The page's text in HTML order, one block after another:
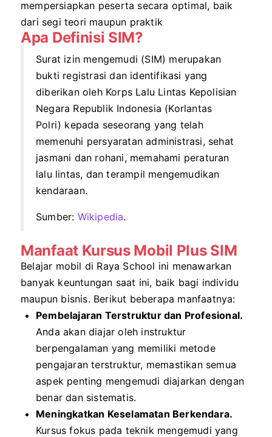
mempersiapkan peserta secara optimal, baik
dari segi teori maupun praktik
Apa Definisi SIM?
Surat izin mengemudi (SIM) merupakan
bukti registrasi dan identifikasi yang
diberikan oleh Korps Lalu Lintas Kepolisian
Negara Republik Indonesia (Korlantas
Polri) kepada seseorang yang telah
memenuhi persyaratan administrasi, sehat
jasmani dan rohani, memahami peraturan
lalu lintas, dan terampil mengemudikan
kendaraan.
Sumber: Wikipedia.
Manfaat Kursus Mobil Plus SIM
Belajar mobil di Raya School ini menawarkan
banyak keuntungan saat ini, baik bagi individu
maupun bisnis. Berikut beberapa manfaatnya:
Pembelajaran Terstruktur dan Profesional.
Anda akan diajar oleh instruktur
berpengalaman yang memiliki metode
pengajaran terstruktur, memastikan semua
aspek penting mengemudi diajarkan dengan
benar dan sistematis.
Meningkatkan Keselamatan Berkendara.
Kursus fokus pada teknik mengemudi yang